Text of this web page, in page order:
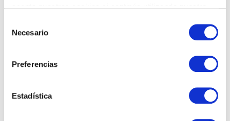
Necesario
Preferencias
Estadística